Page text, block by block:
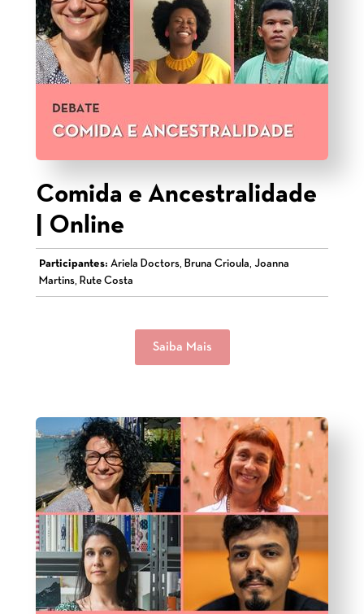
Comida e Ancestralidade
| Online
Participantes: Ariela Doctors, Bruna Crioula, Joanna
Martins, Rute Costa
Saiba Mais